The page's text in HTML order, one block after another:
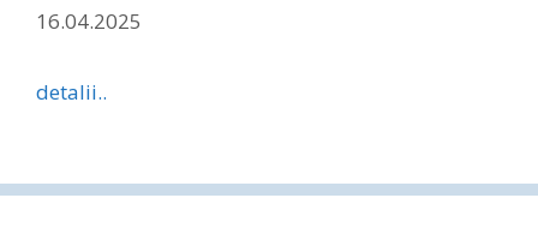
16.04.2025
detalii..